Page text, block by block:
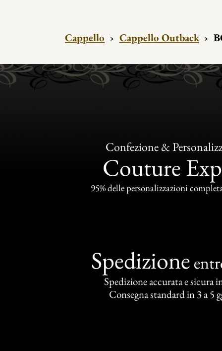
Cappello › Cappello Outback ›
Confezione &
Couture
95% delle personalizzazioni
Spedizione
Spedizione accurata e sicura
Consegna standard in 3 a 5